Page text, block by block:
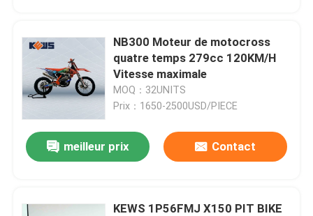
NB300 Moteur de motocross
quatre temps 279cc 120KM/H
Vitesse maximale
MOQ：32UNITS
Prix：1650-2500USD/PIECE
meilleur prix Contact
KEWS 1P56FMJ X150 PIT BIKE